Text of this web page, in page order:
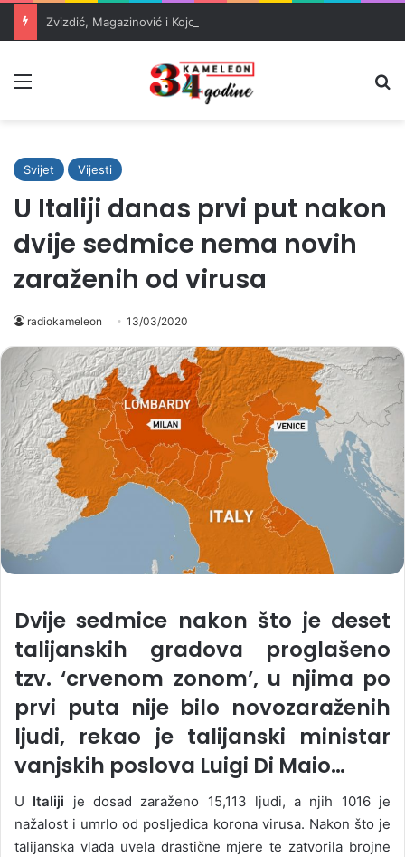
Svijet Vijesti
U Italiji danas prvi put nakon
dvije sedmice nema novih
zaraženih od virusa
radiokameleon 13/03/2020
Dvije sedmice nakon što je deset
talijanskih gradova proglašeno
tzv. ‘crvenom zonom’, u njima po
prvi puta nije bilo novozaraženih
ljudi, rekao je talijanski ministar
vanjskih poslova Luigi Di Maio…
U Italiji je dosad zaraženo 15,113 ljudi, a njih 1016 je
nažalost i umrlo od posljedica korona virusa. Nakon što je
talijanska vlada uvela drastične mjere te zatvorila brojne